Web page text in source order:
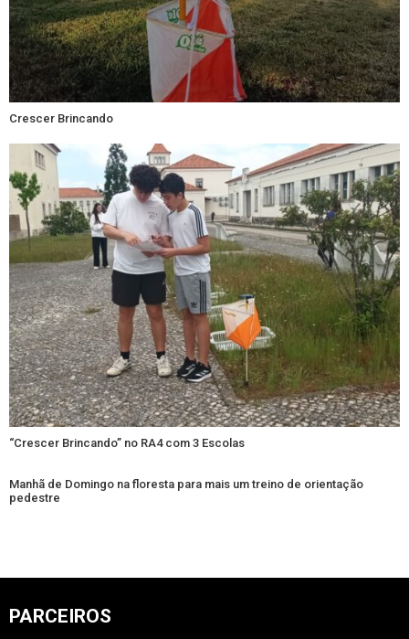
Crescer Brincando
“Crescer Brincando” no RA4 com 3 Escolas
Manhã de Domingo na floresta para mais um treino de orientação
pedestre
PARCEIROS